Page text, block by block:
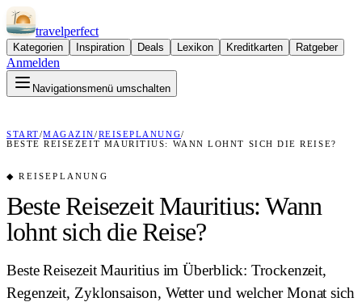
travelperfect
Kategorien Inspiration Deals Lexikon Kreditkarten Ratgeber
Anmelden
Navigationsmenü umschalten
START/MAGAZIN/REISEPLANUNG/
BESTE REISEZEIT MAURITIUS: WANN LOHNT SICH DIE REISE?
◆REISEPLANUNG
Beste Reisezeit Mauritius: Wann
lohnt sich die Reise?
Beste Reisezeit Mauritius im Überblick: Trockenzeit,
Regenzeit, Zyklonsaison, Wetter und welcher Monat sich